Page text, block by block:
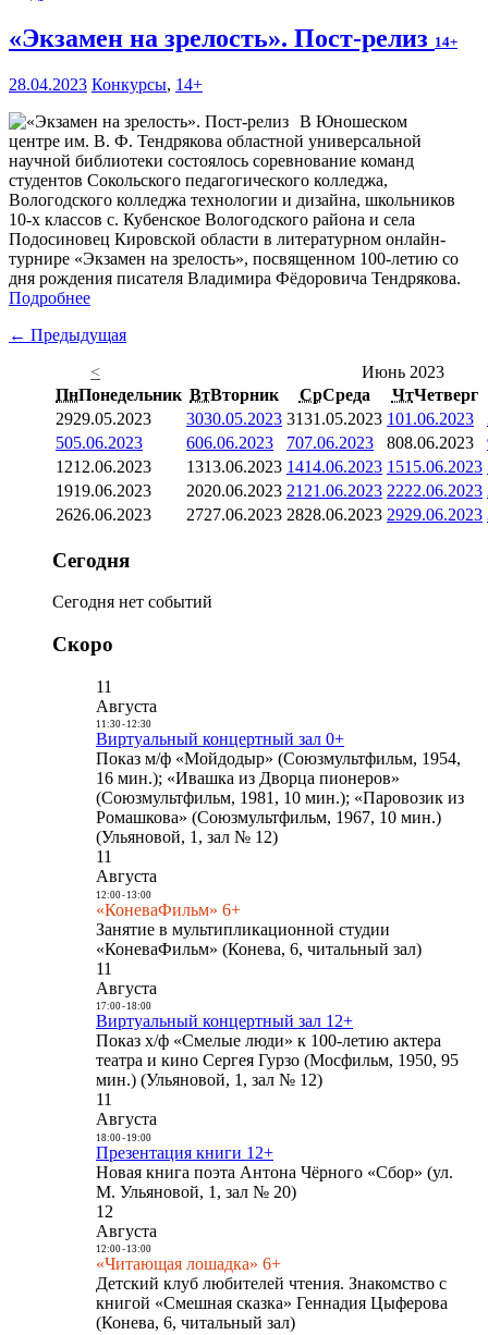
«Экзамен на зрелость». Пост-релиз 14+
28.04.2023 Конкурсы, 14+
В Юношеском
центре им. В. Ф. Тендрякова областной универсальной
научной библиотеки состоялось соревнование команд
студентов Сокольского педагогического колледжа,
Вологодского колледжа технологии и дизайна, школьников
10-х классов с. Кубенское Вологодского района и села
Подосиновец Кировской области в литературном онлайн-
турнире «Экзамен на зрелость», посвященном 100-летию со
дня рождения писателя Владимира Фёдоровича Тендрякова.
Подробнее
← Предыдущая
<
Июнь 2023
ПнПонедельник ВтВторник СрСреда ЧтЧетверг
2929.05.2023 3030.05.2023 3131.05.2023 101.06.2023
505.06.2023 606.06.2023 707.06.2023 808.06.2023
1212.06.2023 1313.06.2023 1414.06.2023 1515.06.2023
1919.06.2023 2020.06.2023 21 21.06.2023 2222.06.2023
2626.06.2023 2727.06.2023 2828.06.2023 2929.06.2023
Сегодня
Сегодня нет событий
Скоро
11
Августа
11:30- 12:30
Виртуальный концертный зал 0+
Показ м/ф «Мойдодыр» (Союзмультфильм, 1954,
16 мин.); «Ивашка из Дворца пионеров»
(Союзмультфильм, 1981, 10 мин.); «Паровозик из
Ромашкова» (Союзмультфильм, 1967, 10 мин.)
(Ульяновой, 1, зал № 12)
11
Августа
12:00- 13:00
«КоневаФильм» 6+
Занятие в мультипликационной студии
«КоневаФильм» (Конева, 6, читальный зал)
11
Августа
17:00- 18:00
Виртуальный концертный зал 12+
Показ х/ф «Смелые люди» к 100-летию актера
театра и кино Сергея Гурзо (Мосфильм, 1950, 95
мин.) (Ульяновой, 1, зал № 12)
11
Августа
18:00- 19:00
Презентация книги 12+
Новая книга поэта Антона Чёрного «Сбор» (ул.
М. Ульяновой, 1, зал № 20)
12
Августа
12:00- 13:00
«Читающая лошадка» 6+
Детский клуб любителей чтения. Знакомство с
книгой «Смешная сказка» Геннадия Цыферова
(Конева, 6, читальный зал)